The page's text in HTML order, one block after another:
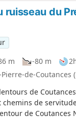
ruisseau du
m -80 m
de-Coutances
de
de
de Coutances